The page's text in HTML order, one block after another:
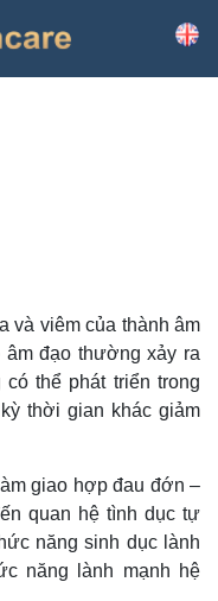
và viêm của thành âm
âm đạo thường xảy ra
thể phát triển trong
thời gian khác giảm
giao hợp đau đớn –
quan hệ tình dục tự
năng sinh dục lành
năng lành mạnh hệ